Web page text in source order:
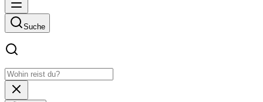
Suche